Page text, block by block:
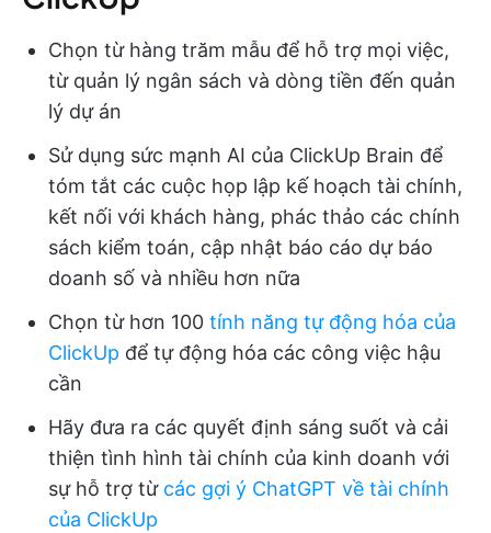
Chọn từ hàng trăm mẫu để hỗ trợ mọi việc,
từ quản lý ngân sách và dòng tiền đến quản
lý dự án
Sử dụng sức mạnh AI của ClickUp Brain để
tóm tắt các cuộc họp lập kế hoạch tài chính,
kết nối với khách hàng, phác thảo các chính
sách kiểm toán, cập nhật báo cáo dự báo
doanh số và nhiều hơn nữa
Chọn từ hơn 100 tính năng tự động hóa của
ClickUp để tự động hóa các công việc hậu
cần
Hãy đưa ra các quyết định sáng suốt và cải
thiện tình hình tài chính của kinh doanh với
sự hỗ trợ từ các gợi ý ChatGPT về tài chính
của ClickUp